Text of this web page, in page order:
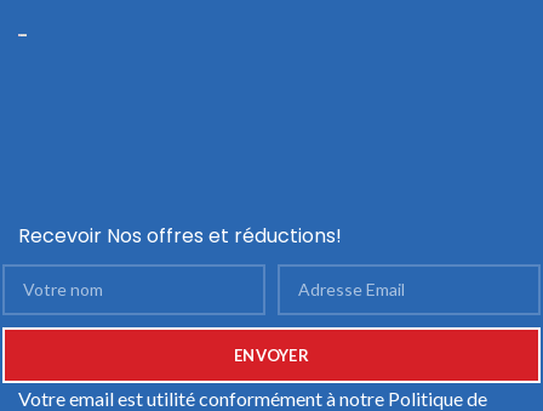
Recevoir Nos offres et réductions!
Votre email est utilité conformément à notre Politique de